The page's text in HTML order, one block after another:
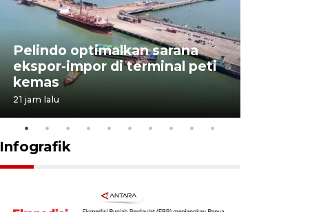
Pelindo optimalkan sarana
ekspor-impor di terminal peti
kemas
21 jam lalu
Infografik